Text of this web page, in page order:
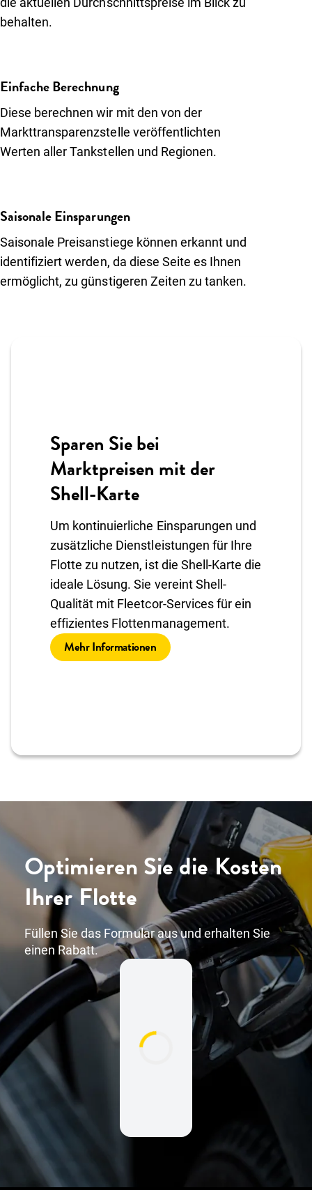
Über uns
Einloggen
behalten.
Einfache Berechnung
Diese berechnen wir mit den von der
Markttransparenzstelle veröffentlichten
Werten aller Tankstellen und Regionen.
Saisonale Einsparungen
Saisonale Preisanstiege können erkannt und
identifiziert werden, da diese Seite es Ihnen
ermöglicht, zu günstigeren Zeiten zu tanken.
Sparen Sie bei
Marktpreisen mit der
Shell-Karte
Um kontinuierliche Einsparungen und
zusätzliche Dienstleistungen für Ihre
Flotte zu nutzen, ist die Shell-Karte die
ideale Lösung. Sie vereint Shell-
Qualität mit Fleetcor-Services für ein
effizientes Flottenmanagement.
Mehr Informationen
Optimieren Sie die Kosten
Ihrer Flotte
Füllen Sie das Formular aus und erhalten Sie
einen Rabatt.